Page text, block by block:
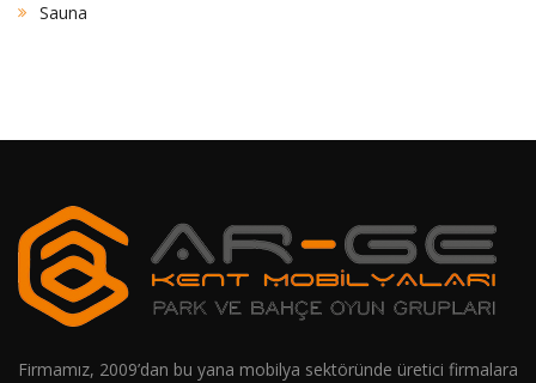
Sauna
Firmamız, 2009’dan bu yana mobilya sektöründe üretici firmalara